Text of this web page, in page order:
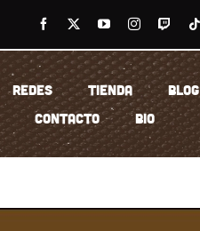
REDES TIENDA BLOG
CONTACTO BIO